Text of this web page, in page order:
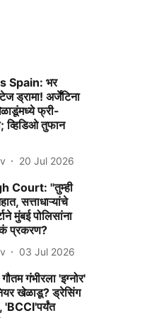
Spain: भर
ड्रामा! अर्जेंटिना
फ्री-
व्हिडिओ तुफान
20 Jul 2026
Court: ''तुम्ही
सत्ताधाऱ्यांचे
मुंबई पोलिसांना
प्रकरण?
03 Jul 2026
गंभीरला 'इग्नोर'
खेळाडू? ड्रेसिंग